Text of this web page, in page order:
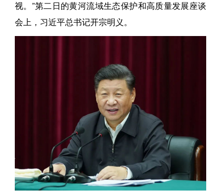
视。”第二日的黄河流域生态保护和高质量发展座谈
会上，习近平总书记开宗明义。